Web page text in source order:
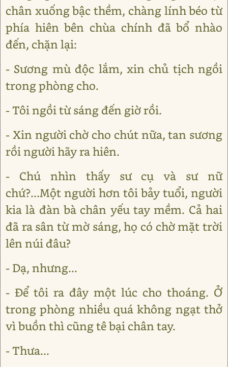
chân xuống bậc thềm, chàng lính béo từ
phía hiên bên chùa chính đã bổ nhào
đến, chặn lại:
- Sương mù độc lắm, xin chủ tịch ngồi
trong phòng cho.
- Tôi ngồi từ sáng đến giờ rồi.
- Xin người chờ cho chút nữa, tan sương
rồi người hãy ra hiên.
- Chú nhìn thấy sư cụ và sư nữ
chứ?...Một người hơn tôi bảy tuổi, người
kia là đàn bà chân yếu tay mềm. Cả hai
đã ra sân từ mờ sáng, họ có chờ mặt trời
lên núi đâu?
- Dạ, nhưng...
- Để tôi ra đây một lúc cho thoáng. Ở
trong phòng nhiều quá không ngạt thở
vì buồn thì cũng tê bại chân tay.
- Thưa...